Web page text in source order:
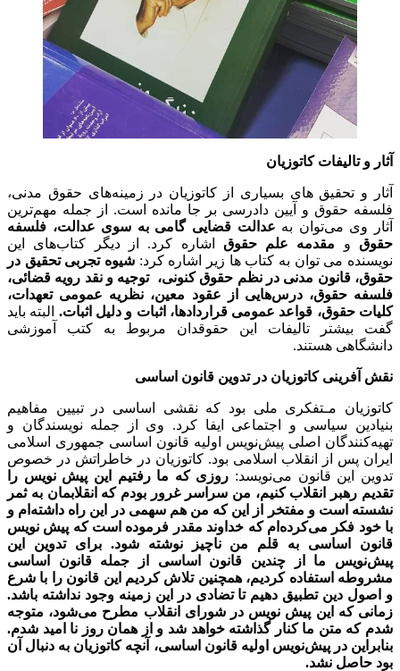
آثار و تالیفات کاتوزیان
آثار و تحقیق های بسیاری از کاتوزیان در زمینه‌های حقوق مدنی،
فلسفه حقوق و آیین دادرسی بر جا مانده است. از جمله مهم‌ترین
آثار وی می‌توان به عدالت قضایی گامی به سوی عدالت، فلسفه
حقوق و مقدمه علم حقوق اشاره کرد. از دیگر کتاب‌های این
نویسنده می توان به کتاب ها زیر اشاره کرد: شیوه تجربی تحقیق در
حقوق، قانون مدنی در نظم حقوق کنونی، توجیه و نقد رویه قضائی،
فلسفه حقوق، درس‌هایی از عقود معین، نظریه عمومی تعهدات،
کلیات حقوق، قواعد عمومی قراردادها، اثبات و دلیل اثبات. البته باید
گفت بیشتر تالیفات این حقوقدان مربوط به کتب آموزشی
دانشگاهی‌ هستند.
نقش آفرینی کاتوزیان در تدوین قانون اساسی
کاتوزیان مـتفکری ملی بود که نقشی اساسی در تبیین مفاهیم
بنیادین سیاسی و اجتماعی ایفا کرد. وی از جمله نویسندگان و
تهیه‌کنندگان اصلی پیش‌نویس اولیه قانون اساسی جمهوری اسلامی
ایران پس از انقلاب اسلامی بود. کاتوزیان در خاطراتش در خصوص
تدوین این قانون می‌نویسد: روزی که ما رفتیم این پیش نویس را
تقدیم رهبر انقلاب کنیم، من سراسر غرور بودم که انقلابمان به ثمر
نشسته است و مفتخر از این که من هم سهمی در این راه داشته‌ام و
با خود فکر می‌کرده‌ام که خداوند مقدر فرموده است که پیش نویس
قانون اساسی به قلم من ناچیز نوشته شود. برای تدوین این
پیش‌نویس ما از چندین قانون اساسی از جمله قانون اساسی
مشروطه استفاده کردیم، همچنین تلاش کردیم این قانون را با شرع
و اصول دین تطبیق دهیم تا تضادی در این زمینه وجود نداشته باشد.
زمانی که این پیش نویس در شورای انقلاب مطرح می‌شود، متوجه
شدم که متن ما کنار گذاشته خواهد شد و از همان روز نا امید شدم.
بنابراین در پیش‌نویس اولیه قانون اساسی، آنچه کاتوزیان به دنبال آن
بود حاصل نشد.